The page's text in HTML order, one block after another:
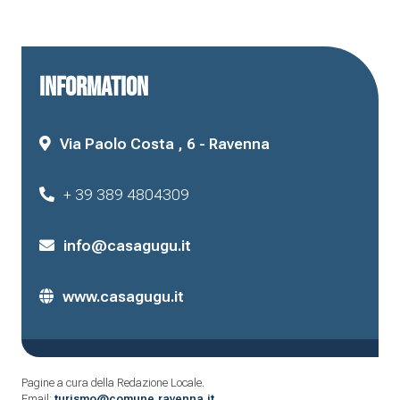
INFORMATION
Via Paolo Costa , 6 - Ravenna
+ 39 389 4804309
info@casagugu.it
www.casagugu.it
Pagine a cura della Redazione Locale.